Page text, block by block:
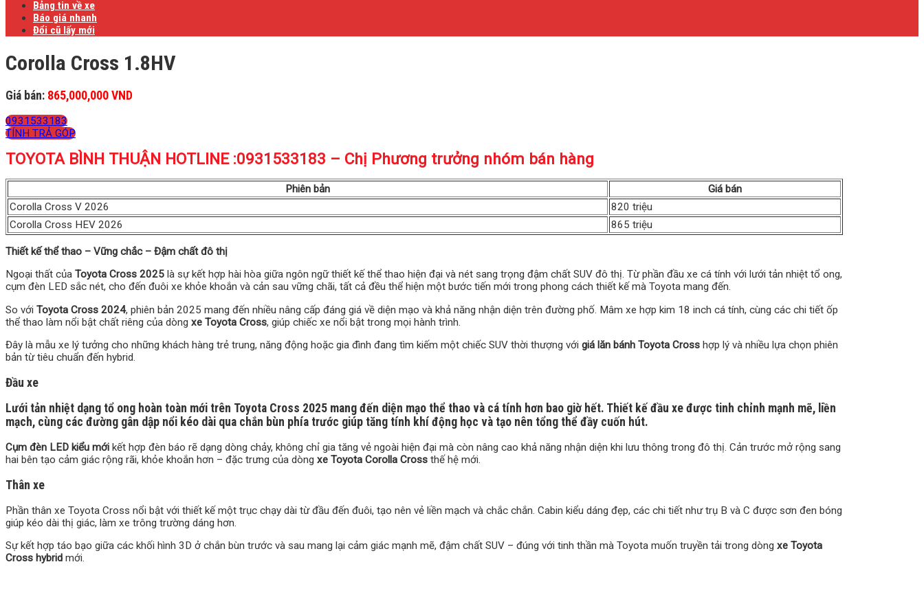
Bảng tin về xe
Báo giá nhanh
Đổi cũ lấy mới
Corolla Cross 1.8HV
Giá bán: 865,000,000 VND
0931533183
TÍNH TRẢ GÓP
TOYOTA BÌNH THUẬN HOTLINE :0931533183 – Chị Phương trưởng nhóm bán hàng
Phiên bản
Giá bán
Corolla Cross V 2026
820 triệu
Corolla Cross HEV 2026
865 triệu
Thiết kế thể thao – Vững chắc – Đậm chất đô thị
Ngoại thất của Toyota Cross 2025 là sự kết hợp hài hòa giữa ngôn ngữ thiết kế thể thao hiện đại và nét sang trọng đậm chất SUV đô thị. Từ phần đầu xe cá tính với lưới tản nhiệt tổ ong,
cụm đèn LED sắc nét, cho đến đuôi xe khỏe khoắn và cản sau vững chãi, tất cả đều thể hiện một bước tiến mới trong phong cách thiết kế mà Toyota mang đến.
So với Toyota Cross 2024, phiên bản 2025 mang đến nhiều nâng cấp đáng giá về diện mạo và khả năng nhận diện trên đường phố. Mâm xe hợp kim 18 inch cá tính, cùng các chi tiết ốp
thể thao làm nổi bật chất riêng của dòng xe Toyota Cross, giúp chiếc xe nổi bật trong mọi hành trình.
Đây là mẫu xe lý tưởng cho những khách hàng trẻ trung, năng động hoặc gia đình đang tìm kiếm một chiếc SUV thời thượng với giá lăn bánh Toyota Cross hợp lý và nhiều lựa chọn phiên
bản từ tiêu chuẩn đến hybrid.
Đầu xe
Lưới tản nhiệt dạng tổ ong hoàn toàn mới trên Toyota Cross 2025 mang đến diện mạo thể thao và cá tính hơn bao giờ hết. Thiết kế đầu xe được tinh chỉnh mạnh mẽ, liền
mạch, cùng các đường gân dập nổi kéo dài qua chắn bùn phía trước giúp tăng tính khí động học và tạo nên tổng thể đầy cuốn hút.
Cụm đèn LED kiểu mới kết hợp đèn báo rẽ dạng dòng chảy, không chỉ gia tăng vẻ ngoài hiện đại mà còn nâng cao khả năng nhận diện khi lưu thông trong đô thị. Cản trước mở rộng sang
hai bên tạo cảm giác rộng rãi, khỏe khoắn hơn – đặc trưng của dòng xe Toyota Corolla Cross thế hệ mới.
Thân xe
Phần thân xe Toyota Cross nổi bật với thiết kế một trục chạy dài từ đầu đến đuôi, tạo nên vẻ liền mạch và chắc chắn. Cabin kiểu dáng đẹp, các chi tiết như trụ B và C được sơn đen bóng
giúp kéo dài thị giác, làm xe trông trường dáng hơn.
Sự kết hợp táo bạo giữa các khối hình 3D ở chắn bùn trước và sau mang lại cảm giác mạnh mẽ, đậm chất SUV – đúng với tinh thần mà Toyota muốn truyền tải trong dòng xe Toyota
Cross hybrid mới.